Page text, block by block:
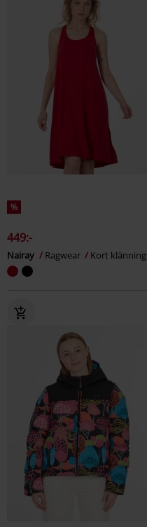
%
449:-
Nairay Ragwear Kort klänning